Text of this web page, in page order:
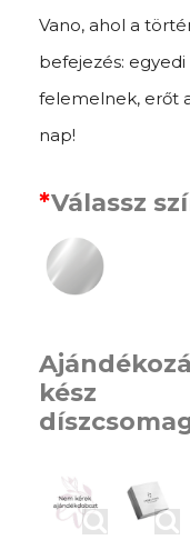
Vano, ahol a
befejezés:
felemelnek, erőt
nap!
*Válassz
kész